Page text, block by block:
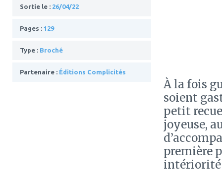
Sortie le : 26/04/22
Pages : 129
Type : Broché
Partenaire : Éditions Complicités
À la fois
soient
petit
joyeuse,
première
intériorité